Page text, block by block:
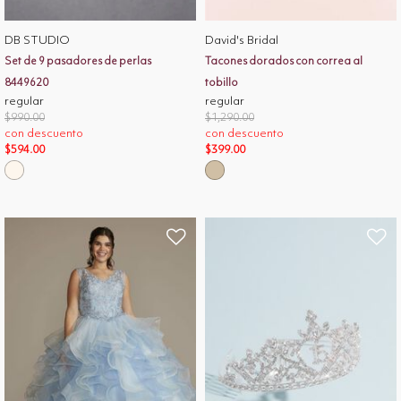
DB STUDIO
Set de 9 pasadores de perlas
8449620
regular
Price reduced from
$990.00to
con descuento
$594.00
David's Bridal
Tacones dorados con correa al
tobillo
regular
Price reduced from
$1,290.00to
con descuento
$399.00